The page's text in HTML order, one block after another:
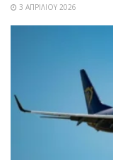
3 ΑΠΡΙΛΊΟΥ 2026